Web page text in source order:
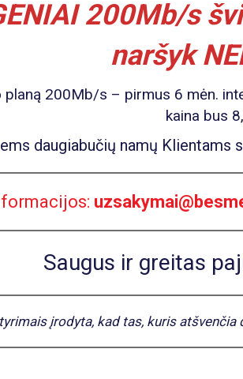
200Mb/s
naršyk
200Mb/s – pirmus 6 mėn.
kaina bus
daugiabučių namų
Saugus ir greitas
tyrimais įrodyta, kad tas, kuris